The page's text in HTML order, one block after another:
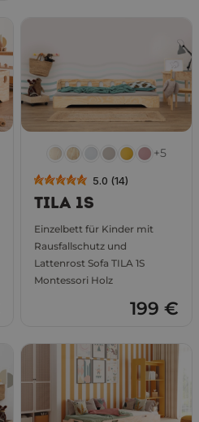
+5
5.0 (14)
TILA 1S
Einzelbett für Kinder mit
Rausfallschutz und
Lattenrost Sofa TILA 1S
Montessori Holz
199 €